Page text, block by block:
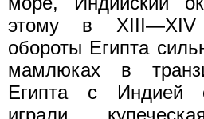
этому в XIII—XIV
обороты Египта
мамлюках в
Египта с Индией
играли